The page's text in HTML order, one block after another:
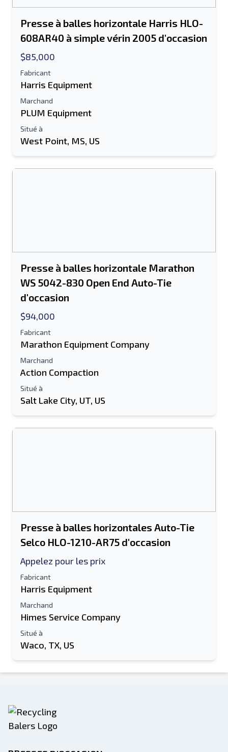
Presse à balles horizontale Harris HLO-
608AR40 à simple vérin 2005 d'occasion
$85,000
Fabricant
Harris Equipment
Marchand
PLUM Equipment
Situé à
West Point, MS, US
Presse à balles horizontale Marathon
WS 5042-830 Open End Auto-Tie
d'occasion
$94,000
Fabricant
Marathon Equipment Company
Marchand
Action Compaction
Situé à
Salt Lake City, UT, US
Presse à balles horizontales Auto-Tie
Selco HLO-1210-AR75 d'occasion
Appelez pour les prix
Fabricant
Harris Equipment
Marchand
Himes Service Company
Situé à
Waco, TX, US